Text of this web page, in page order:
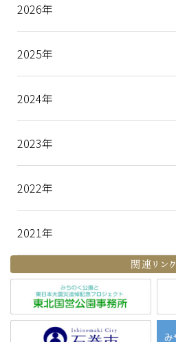
2026
2025
2024
2023
2022
2021
関連リンク